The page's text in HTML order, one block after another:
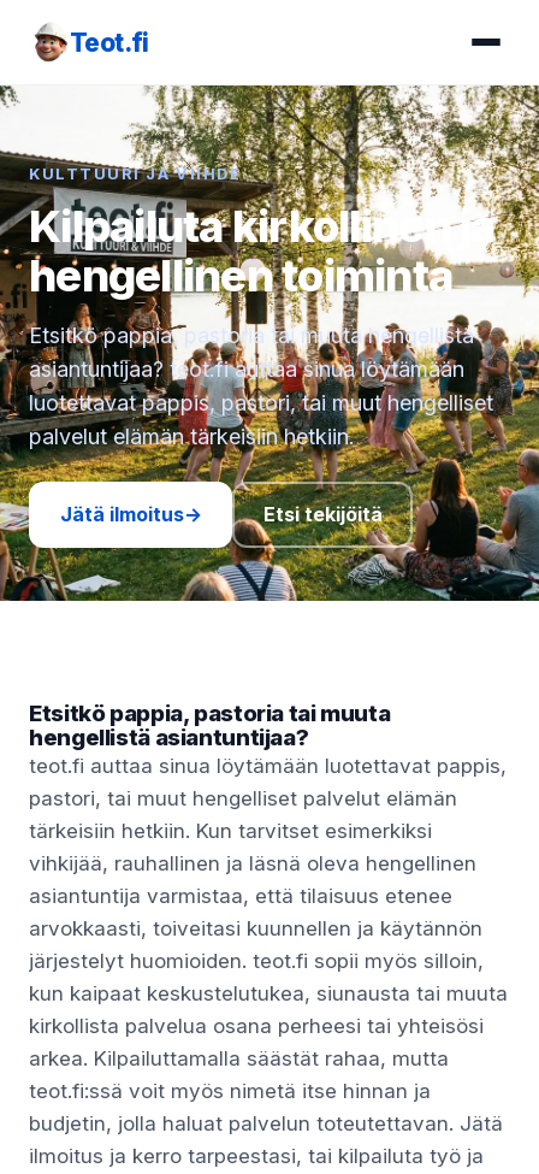
Teot.fi
KULTTUURI JA VIIHDE
Kilpailuta kirkollinen ja
hengellinen toiminta
Etsitkö pappia, pastoria tai muuta hengellistä
asiantuntijaa? teot.fi auttaa sinua löytämään
luotettavat pappis, pastori, tai muut hengelliset
palvelut elämän tärkeisiin hetkiin.
Jätä ilmoitus→ Etsi tekijöitä
Etsitkö pappia, pastoria tai muuta
hengellistä asiantuntijaa?
teot.fi auttaa sinua löytämään luotettavat pappis,
pastori, tai muut hengelliset palvelut elämän
tärkeisiin hetkiin. Kun tarvitset esimerkiksi
vihkijää, rauhallinen ja läsnä oleva hengellinen
asiantuntija varmistaa, että tilaisuus etenee
arvokkaasti, toiveitasi kuunnellen ja käytännön
järjestelyt huomioiden. teot.fi sopii myös silloin,
kun kaipaat keskustelutukea, siunausta tai muuta
kirkollista palvelua osana perheesi tai yhteisösi
arkea. Kilpailuttamalla säästät rahaa, mutta
teot.fi:ssä voit myös nimetä itse hinnan ja
budjetin, jolla haluat palvelun toteutettavan. Jätä
ilmoitus ja kerro tarpeestasi, tai kilpailuta työ ja